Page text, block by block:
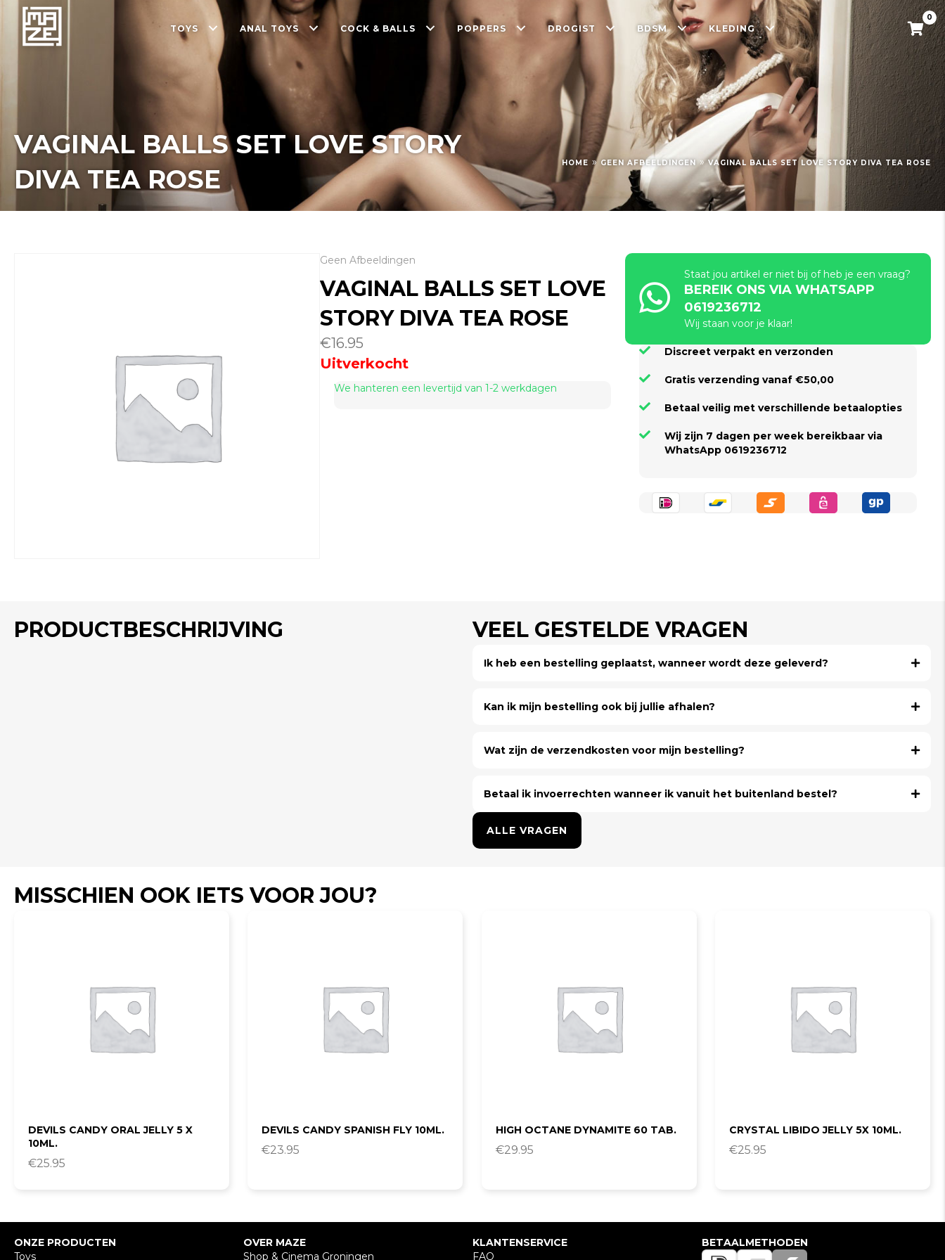
TOYS ANAL TOYS COCK & BALLS POPPERS DROGIST BDSM KLEDING
0
VAGINAL BALLS SET LOVE STORY
DIVA TEA ROSE
HOME » GEEN AFBEELDINGEN » VAGINAL BALLS SET LOVE STORY DIVA TEA ROSE
Geen Afbeeldingen
VAGINAL BALLS SET LOVE
STORY DIVA TEA ROSE
€16.95
Uitverkocht
We hanteren een levertijd van 1-2 werkdagen
Staat jou artikel er niet bij of heb je een vraag?
BEREIK ONS VIA WHATSAPP
0619236712
Wij staan voor je klaar!
Discreet verpakt en verzonden
Gratis verzending vanaf €50,00
Betaal veilig met verschillende betaalopties
Wij zijn 7 dagen per week bereikbaar via
WhatsApp 0619236712
PRODUCTBESCHRIJVING VEEL GESTELDE VRAGEN
Ik heb een bestelling geplaatst, wanneer wordt deze geleverd?
Kan ik mijn bestelling ook bij jullie afhalen?
Wat zijn de verzendkosten voor mijn bestelling?
Betaal ik invoerrechten wanneer ik vanuit het buitenland bestel?
ALLE VRAGEN
MISSCHIEN OOK IETS VOOR JOU?
DEVILS CANDY ORAL JELLY 5 X
10ML.
€25.95
DEVILS CANDY SPANISH FLY 10ML.
€23.95
HIGH OCTANE DYNAMITE 60 TAB.
€29.95
CRYSTAL LIBIDO JELLY 5X 10ML.
€25.95
ONZE PRODUCTEN
Toys
OVER MAZE
Shop & Cinema Groningen
KLANTENSERVICE
FAQ
BETAALMETHODEN